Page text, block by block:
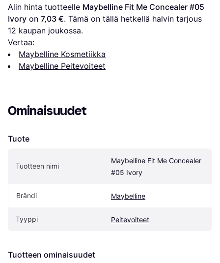
Alin hinta tuotteelle Maybelline Fit Me Concealer #05
Ivory on 7,03 €
12 kaupan joukossa.
Vertaa:
Maybelline Kosmetiikka
Maybelline Peitevoiteet
Ominaisuudet
Tuote
Tuotteen nimi
Maybelline Fit Me Concealer
#05 Ivory
Brändi Maybelline
Tyyppi Peitevoiteet
Tuotteen ominaisuudet